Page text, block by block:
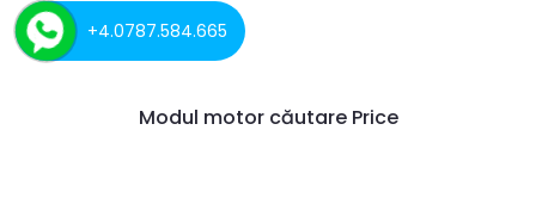
Modul motor căutare Price
+4.0787.584.665